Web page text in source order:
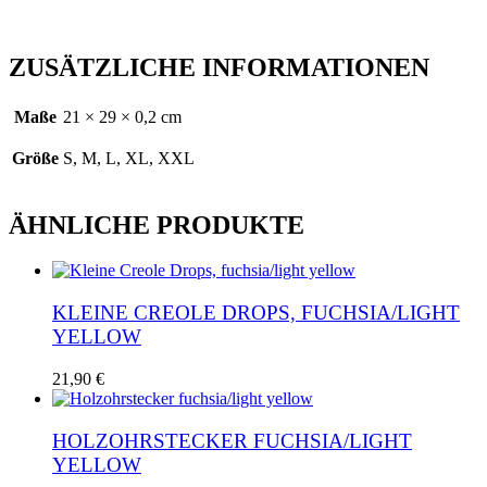
ZUSÄTZLICHE INFORMATIONEN
Maße 21 × 29 × 0,2 cm
Größe S, M, L, XL, XXL
ÄHNLICHE PRODUKTE
KLEINE CREOLE DROPS, FUCHSIA/LIGHT
YELLOW
21,90 €
HOLZOHRSTECKER FUCHSIA/LIGHT
YELLOW